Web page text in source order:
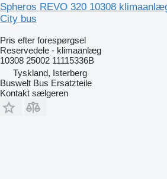
Spheros REVO 320 10308
City bus
Pris efter forespørgsel
Reservedele - klimaanlæg
10308 25002 11115336B
Tyskland, Isterberg
Buswelt Bus Ersatzteile
Kontakt sælgeren